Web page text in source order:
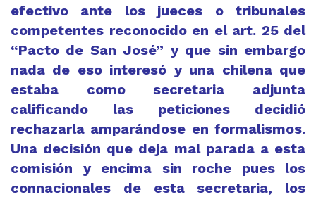
efectivo ante los jueces o tribunales
competentes reconocido en el art. 25 del
“Pacto de San José” y que sin embargo
nada de eso interesó y una chilena que
estaba como secretaria adjunta
calificando las peticiones decidió
rechazarla amparándose en formalismos.
Una decisión que deja mal parada a esta
comisión y encima sin roche pues los
connacionales de esta secretaria, los